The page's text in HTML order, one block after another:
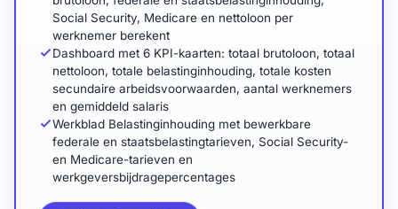
Social Security, Medicare en nettoloon per
werknemer berekent
Dashboard met 6 KPI-kaarten: totaal brutoloon, totaal
nettoloon, totale belastinginhouding, totale kosten
secundaire arbeidsvoorwaarden, aantal werknemers
en gemiddeld salaris
Werkblad Belastinginhouding met bewerkbare
federale en staatsbelastingtarieven, Social Security-
en Medicare-tarieven en
werkgeversbijdragepercentages